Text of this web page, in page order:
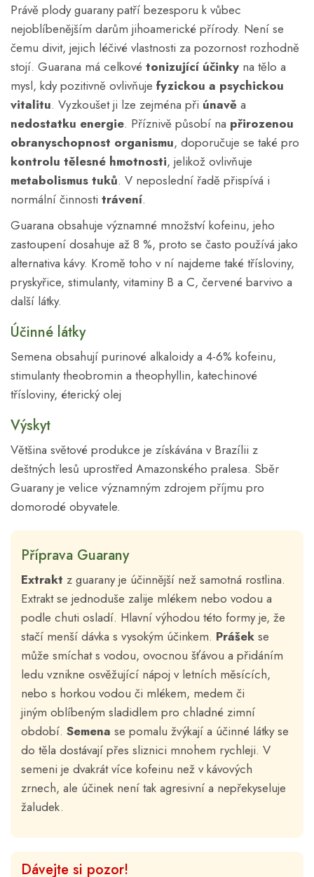
Právě plody guarany patří bezesporu k vůbec
nejoblíbenějším darům jihoamerické přírody. Není se
čemu divit, jejich léčivé vlastnosti za pozornost rozhodně
stojí. Guarana má celkové tonizující účinky na tělo a
mysl, kdy pozitivně ovlivňuje fyzickou a psychickou
vitalitu. Vyzkoušet ji lze zejména při únavě a
nedostatku energie. Příznivě působí na přirozenou
obranyschopnost organismu, doporučuje se také pro
kontrolu tělesné hmotnosti, jelikož ovlivňuje
metabolismus tuků. V neposlední řadě přispívá i
normální činnosti trávení.
Guarana obsahuje významné množství kofeinu, jeho
zastoupení dosahuje až 8 %, proto se často používá jako
alternativa kávy. Kromě toho v ní najdeme také třísloviny,
pryskyřice, stimulanty, vitaminy B a C, červené barvivo a
další látky.
Účinné látky
Semena obsahují purinové alkaloidy a 4-6% kofeinu,
stimulanty theobromin a theophyllin, katechinové
třísloviny, éterický olej
Výskyt
Většina světové produkce je získávána v Brazílii z
deštných lesů uprostřed Amazonského pralesa. Sběr
Guarany je velice významným zdrojem příjmu pro
domorodé obyvatele.
Příprava Guarany
Extrakt z guarany je účinnější než samotná rostlina.
Extrakt se jednoduše zalije mlékem nebo vodou a
podle chuti osladí. Hlavní výhodou této formy je, že
stačí menší dávka s vysokým účinkem. Prášek se
může smíchat s vodou, ovocnou šťávou a přidáním
ledu vznikne osvěžující nápoj v letních měsících,
nebo s horkou vodou či mlékem, medem či
jiným oblíbeným sladidlem pro chladné zimní
období. Semena se pomalu žvýkají a účinné látky se
do těla dostávají přes sliznici mnohem rychleji. V
semeni je dvakrát více kofeinu než v kávových
zrnech, ale účinek není tak agresivní a nepřekyseluje
žaludek.
Dávejte si pozor!